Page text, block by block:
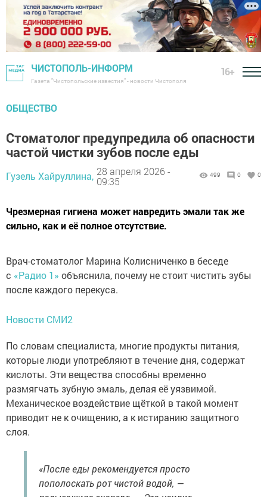
ЧИСТОПОЛЬ-ИНФОРМ
Газета "Чистопольские известия" - новости Чистополя
16+
ОБЩЕСТВО
Стоматолог предупредила об опасности
частой чистки зубов после еды
Гузель Хайруллина, 28 апреля 2026 -
09:35
499 0 0
Чрезмерная гигиена может навредить эмали так же
сильно, как и её полное отсутствие.
Врач-стоматолог Марина Колисниченко в беседе
с «Радио 1» объяснила, почему не стоит чистить зубы
после каждого перекуса.
Новости СМИ2
По словам специалиста, многие продукты питания,
которые люди употребляют в течение дня, содержат
кислоты. Эти вещества способны временно
размягчать зубную эмаль, делая её уязвимой.
Механическое воздействие щёткой в такой момент
приводит не к очищению, а к истиранию защитного
слоя.
«После еды рекомендуется просто
пополоскать рот чистой водой, —